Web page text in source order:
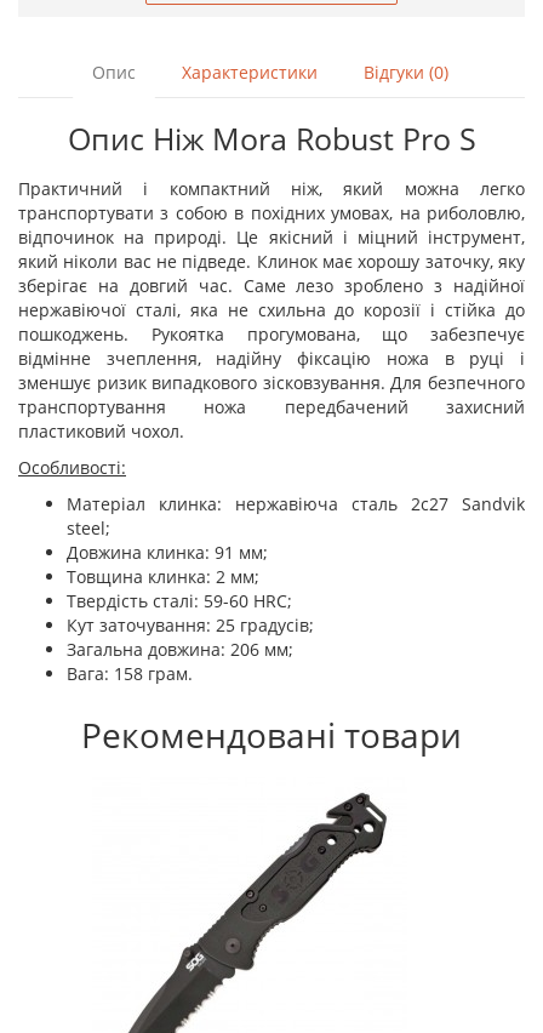
Опис Характеристики Відгуки (0)
Опис Ніж Mora Robust Pro S
Практичний і компактний ніж, який можна легко
транспортувати з собою в похідних умовах, на риболовлю,
відпочинок на природі. Це якісний і міцний інструмент,
який ніколи вас не підведе. Клинок має хорошу заточку, яку
зберігає на довгий час. Саме лезо зроблено з надійної
нержавіючої сталі, яка не схильна до корозії і стійка до
пошкоджень. Рукоятка прогумована, що забезпечує
відмінне зчеплення, надійну фіксацію ножа в руці і
зменшує ризик випадкового зісковзування. Для безпечного
транспортування ножа передбачений захисний
пластиковий чохол.
Особливості:
Матеріал клинка: нержавіюча сталь 2c27 Sandvik
steel;
Довжина клинка: 91 мм;
Товщина клинка: 2 мм;
Твердість сталі: 59-60 HRC;
Кут заточування: 25 градусів;
Загальна довжина: 206 мм;
Вага: 158 грам.
Рекомендовані товари